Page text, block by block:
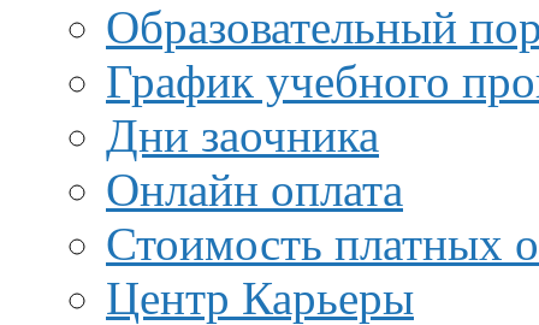
Образовательный
График учебного
Дни заочника
Онлайн оплата
Стоимость платных
Центр Карьеры